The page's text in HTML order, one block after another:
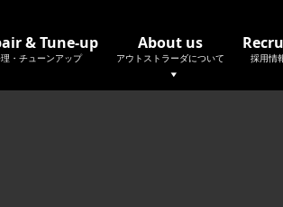
& Tune-up
・チューンアップ
About us
アウトストラーダについて 採用情